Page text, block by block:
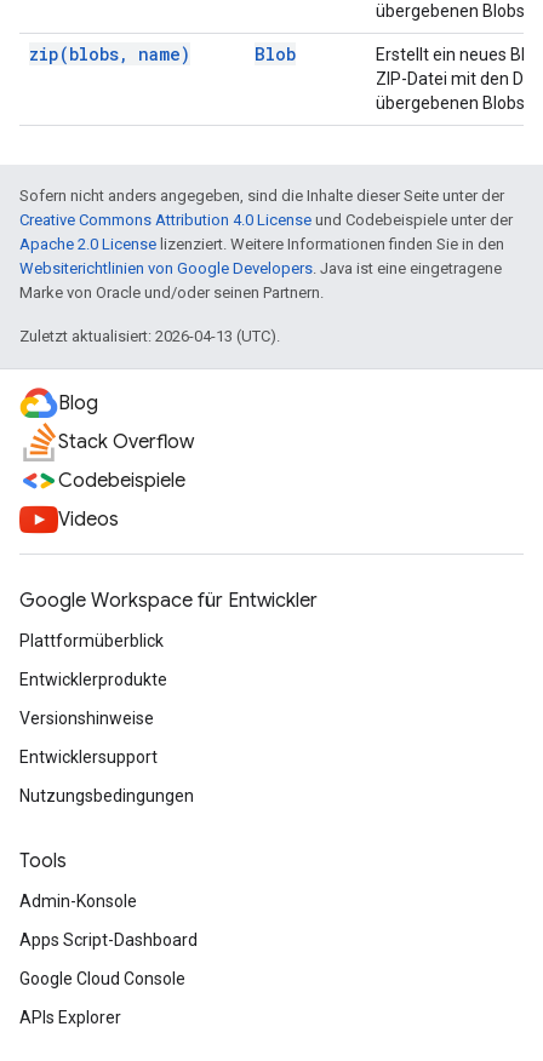
übergebenen Blobs
zip(blobs, name) Blob
Erstellt ein neues
ZIP-Datei mit den
übergebenen Blobs
Sofern nicht anders angegeben, sind die Inhalte dieser Seite unter der
Creative Commons Attribution 4.0 License und Codebeispiele unter der
Apache 2.0 License lizenziert. Weitere Informationen finden Sie in den
Websiterichtlinien von Google Developers. Java ist eine eingetragene
Marke von Oracle und/oder seinen Partnern.
Zuletzt aktualisiert: 2026-04-13 (UTC).
Blog
Stack Overflow
Codebeispiele
Videos
Google Workspace für Entwickler
Plattformüberblick
Entwicklerprodukte
Versionshinweise
Entwicklersupport
Nutzungsbedingungen
Tools
Admin-Konsole
Apps Script-Dashboard
Google Cloud Console
APIs Explorer